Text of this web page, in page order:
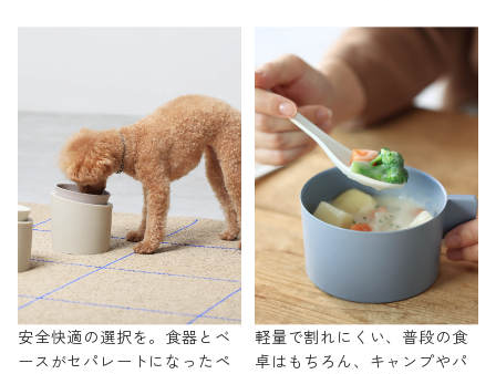
安全快適の選択を。食器とベ
ースがセパレートになったペ
軽量で割れにくい、普段の食
卓はもちろん、キャンプやパ